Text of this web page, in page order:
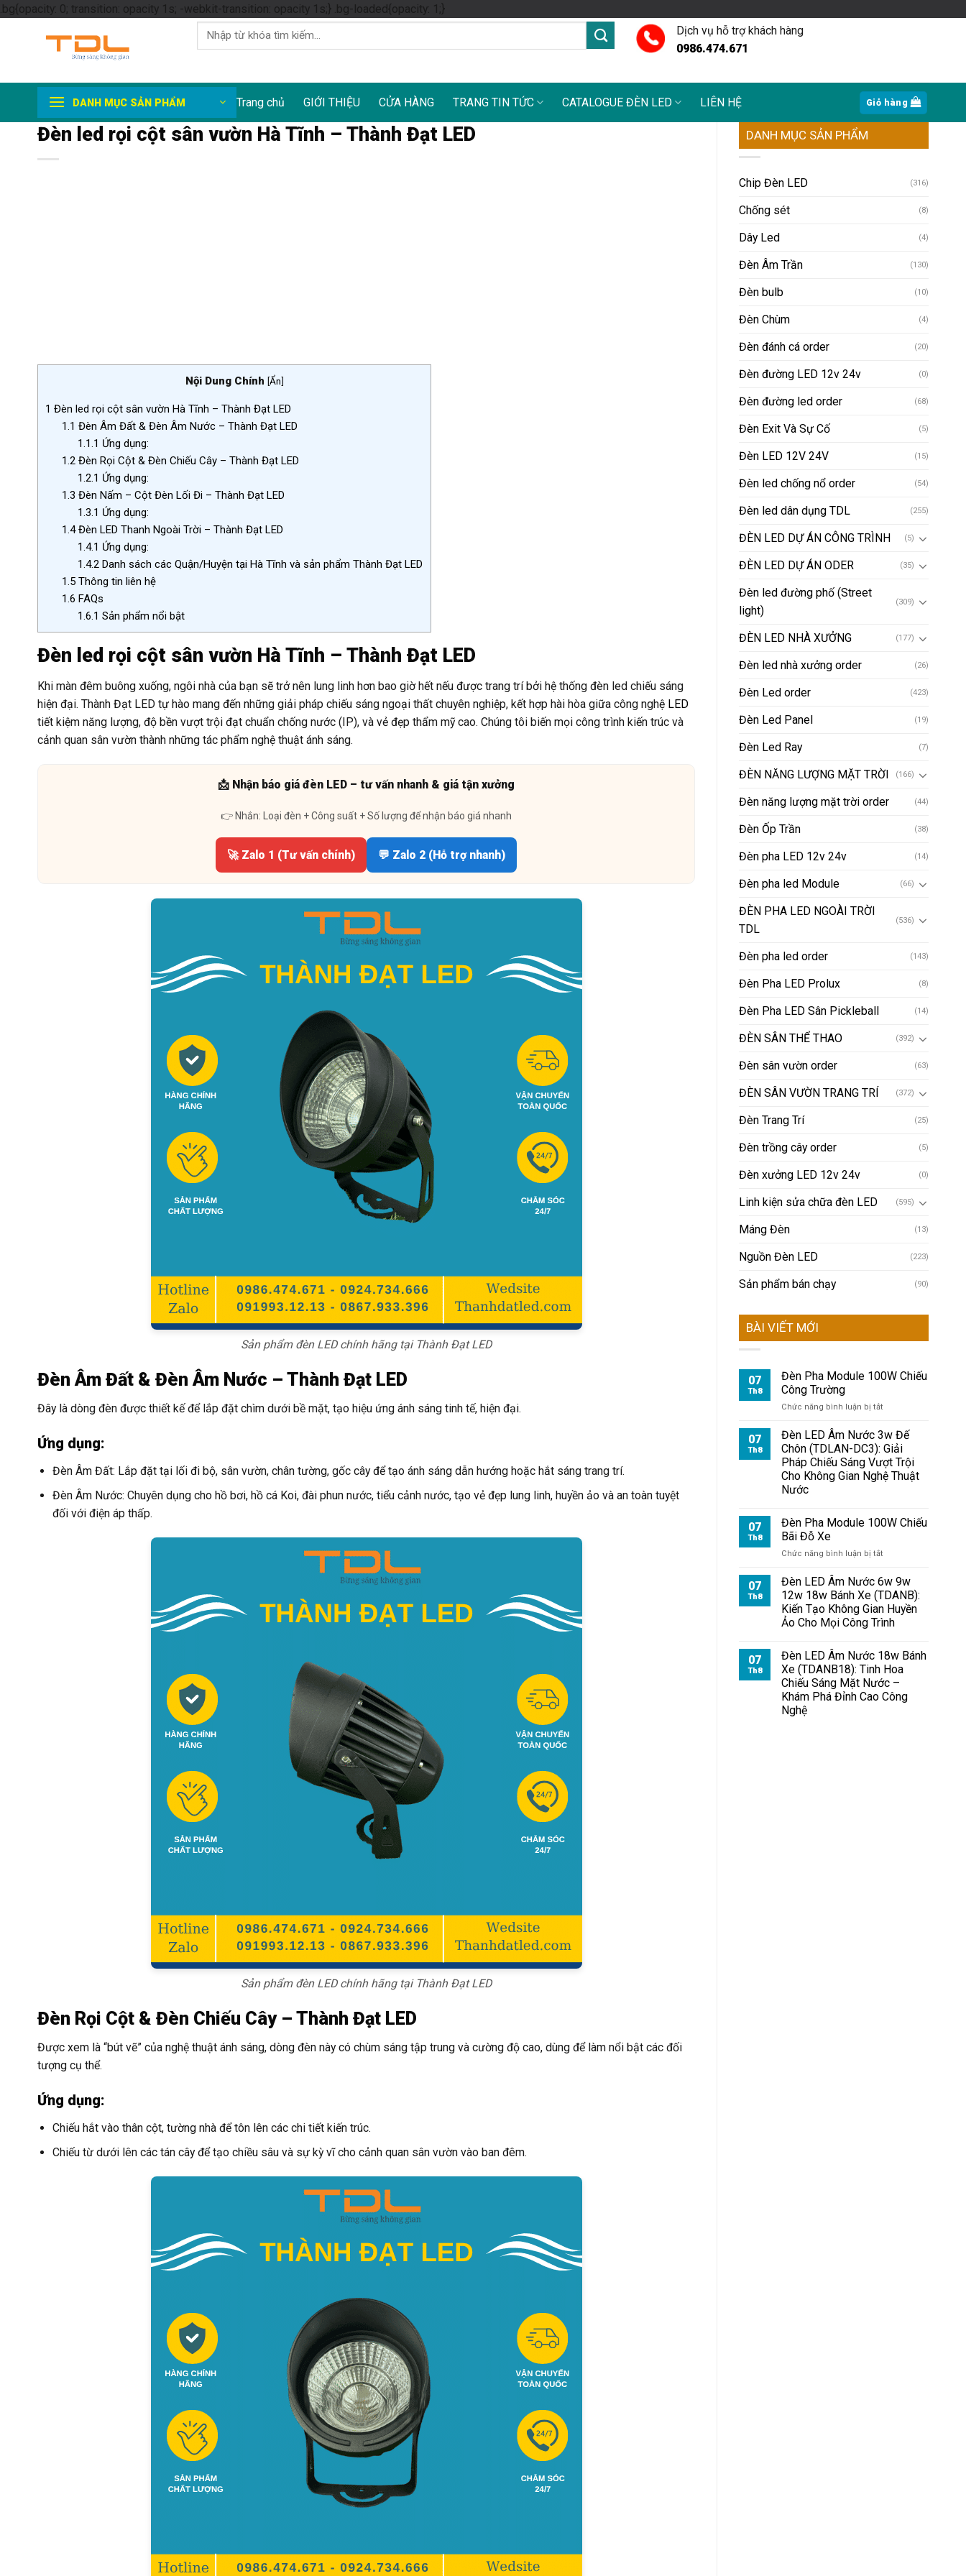
.bg{opacity: 0; transition: opacity 1s; -webkit-transition: opacity 1s;} .bg-loaded{opacity: 1;}Skip
to
Tìm
kiếm:
Dịch vụ hỗ trợ khách hàng
0986.474.671
DANH MỤC SẢN PHẨM Trang chủ GIỚI THIỆU CỬA HÀNG TRANG TIN TỨC CATALOGUE ĐÈN LED LIÊN HỆ Giỏ hàng
Đèn led rọi cột sân vườn Hà Tĩnh – Thành Đạt LED
Nội Dung Chính [Ẩn]
1 Đèn led rọi cột sân vườn Hà Tĩnh – Thành Đạt LED
1.1 Đèn Âm Đất & Đèn Âm Nước – Thành Đạt LED
1.1.1 Ứng dụng:
1.2Đèn Rọi Cột & Đèn Chiếu Cây – Thành Đạt LED
1.2.1 Ứng dụng:
1.3 Đèn Nấm – Cột Đèn Lối Đi – Thành Đạt LED
1.3.1 Ứng dụng:
1.4Đèn LED Thanh Ngoài Trời – Thành Đạt LED
1.4.1 Ứng dụng:
1.4.2 Danh sách các Quận/Huyện tại Hà Tĩnh và sản phẩm Thành Đạt LED
1.5Thông tin liên hệ
1.6 FAQs
1.6.1 Sản phẩm nổi bật
Đèn led rọi cột sân vườn Hà Tĩnh – Thành Đạt LED
Khi màn đêm buông xuống, ngôi nhà của bạn sẽ trở nên lung linh hơn bao giờ hết nếu được trang trí bởi hệ thống đèn led chiếu sáng
hiện đại. Thành Đạt LED tự hào mang đến những giải pháp chiếu sáng ngoại thất chuyên nghiệp, kết hợp hài hòa giữa công nghệ LED
tiết kiệm năng lượng, độ bền vượt trội đạt chuẩn chống nước (IP), và vẻ đẹp thẩm mỹ cao. Chúng tôi biến mọi công trình kiến trúc và
cảnh quan sân vườn thành những tác phẩm nghệ thuật ánh sáng.
📩 Nhận báo giá đèn LED – tư vấn nhanh & giá tận xưởng
👉 Nhắn: Loại đèn + Công suất + Số lượng để nhận báo giá nhanh
🚀 Zalo 1 (Tư vấn chính) 💬 Zalo 2 (Hỗ trợ nhanh)
Sản phẩm đèn LED chính hãng tại Thành Đạt LED
Đèn Âm Đất & Đèn Âm Nước – Thành Đạt LED
Đây là dòng đèn được thiết kế để lắp đặt chìm dưới bề mặt, tạo hiệu ứng ánh sáng tinh tế, hiện đại.
Ứng dụng:
Đèn Âm Đất: Lắp đặt tại lối đi bộ, sân vườn, chân tường, gốc cây để tạo ánh sáng dẫn hướng hoặc hắt sáng trang trí.
Đèn Âm Nước: Chuyên dụng cho hồ bơi, hồ cá Koi, đài phun nước, tiểu cảnh nước, tạo vẻ đẹp lung linh, huyền ảo và an toàn tuyệt
đối với điện áp thấp.
Sản phẩm đèn LED chính hãng tại Thành Đạt LED
Đèn Rọi Cột & Đèn Chiếu Cây – Thành Đạt LED
Được xem là “bút vẽ” của nghệ thuật ánh sáng, dòng đèn này có chùm sáng tập trung và cường độ cao, dùng để làm nổi bật các đối
tượng cụ thể.
Ứng dụng:
Chiếu hắt vào thân cột, tường nhà để tôn lên các chi tiết kiến trúc.
Chiếu từ dưới lên các tán cây để tạo chiều sâu và sự kỳ vĩ cho cảnh quan sân vườn vào ban đêm.
DANH MỤC SẢN PHẨM
Chip Đèn LED (316)
Chống sét (8)
Dây Led (4)
Đèn Âm Trần (130)
Đèn bulb (10)
Đèn Chùm (4)
Đèn đánh cá order (20)
Đèn đường LED 12v 24v (0)
Đèn đường led order (68)
Đèn Exit Và Sự Cố (5)
Đèn LED 12V 24V (15)
Đèn led chống nổ order (54)
Đèn led dân dụng TDL (255)
ĐÈN LED DỰ ÁN CÔNG TRÌNH (5)
ĐÈN LED DỰ ÁN ODER (35)
Đèn led đường phố (Street
light)
(309)
ĐÈN LED NHÀ XƯỞNG (177)
Đèn led nhà xưởng order (26)
Đèn Led order (423)
Đèn Led Panel (19)
Đèn Led Ray (7)
ĐÈN NĂNG LƯỢNG MẶT TRỜI (166)
Đèn năng lượng mặt trời order (44)
Đèn Ốp Trần (38)
Đèn pha LED 12v 24v (14)
Đèn pha led Module (66)
ĐÈN PHA LED NGOÀI TRỜI
TDL
(536)
Đèn pha led order (143)
Đèn Pha LED Prolux (8)
Đèn Pha LED Sân Pickleball (14)
ĐÈN SÂN THỂ THAO (392)
Đèn sân vườn order (63)
ĐÈN SÂN VƯỜN TRANG TRÍ (372)
Đèn Trang Trí (25)
Đèn trồng cây order (5)
Đèn xưởng LED 12v 24v (0)
Linh kiện sửa chữa đèn LED (595)
Máng Đèn (13)
Nguồn Đèn LED (223)
Sản phẩm bán chạy (90)
BÀI VIẾT MỚI
07
Th8
Đèn Pha Module 100W Chiếu
Công Trường
Chức năng bình luận bị tắt
Pha
Module
100W
Chiếu
Công
07
Th8
Đèn LED Âm Nước 3w Đế
Chôn (TDLAN-DC3): Giải
Pháp Chiếu Sáng Vượt Trội
Cho Không Gian Nghệ Thuật
Nước
07
Th8
Đèn Pha Module 100W Chiếu
Bãi Đỗ Xe
Chức năng bình luận bị tắt
Pha
Module
100W
Chiếu
Bãi
Xe
07
Th8
Đèn LED Âm Nước 6w 9w
12w 18w Bánh Xe (TDANB):
Kiến Tạo Không Gian Huyền
Ảo Cho Mọi Công Trình
07
Th8
Đèn LED Âm Nước 18w Bánh
Xe (TDANB18): Tinh Hoa
Chiếu Sáng Mặt Nước –
Khám Phá Đỉnh Cao Công
Nghệ